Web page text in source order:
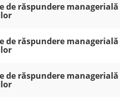
de răspundere
de răspundere
de răspundere